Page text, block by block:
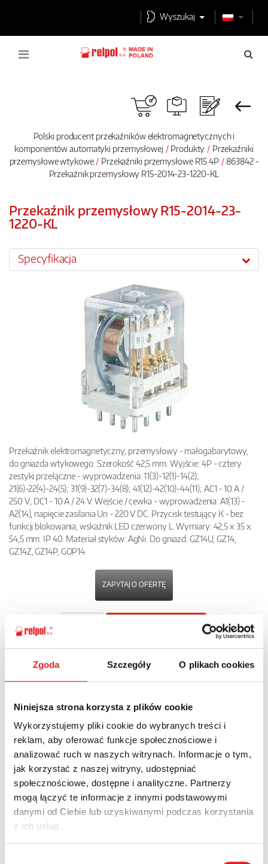
Zgoda Szczegóły O plikach cookies
Niniejsza strona korzysta z plików cookie
Wykorzystujemy pliki cookie do wybranych treści i
reklam, aby oferować funkcje społecznościowe i
analizować ruch w naszych witrynach. Informacje o tym,
jak korzystać z naszej witryny, udostępniać
społecznościowe, dostępne i analityczne. Partnerzy
mogą łączyć te informacje z innymi podstawowymi
danymi od Ciebie lub uzyskiwanymi podczas korzystania
z ich usług.
Wyszukaj
Polski producent przekaźników elektromagnetycznych i
komponentów automatyki przemysłowej
Produkty
Przekaźniki
przemysłowe wtykowe
Przekaźniki przemysłowe R15 4P
863842 -
Przekaźnik przemysłowy R15-2014-23-1220-KL
Przekaźnik przemysłowy R15-2014-23-
1220-KL
Specyfikacja
Przekaźnik elektromagnetyczny, przemysłowy - małogabarytowy,
do gniazda wtykowego. Szerokość 42,5 mm. Wyjście: 4P - cztery
zestyki przełączne - wyprowadzenia: 11(3)-12(1)-14(2);
21(6)-22(4)-24(5); 31(9)-32(7)-34(8); 41(12)-42(10)-44(11); AC1 - 10 A /
250 V; DC1 - 10 A / 24 V. Wejście / cewka - wyprowadzenia: A1(13) -
A2(14), napięcie zasilania Un - 220 V DC. Przycisk testujący K - bez
funkcji blokowania, wskaźnik LED czerwony L. Wymiary: 42,5 x 35 x
54,5 mm. IP 40. Materiał styków: AgNi. Do gniazd: GZ14U, GZ14,
GZ14Z, GZ14P, GOP14.
ZAPYTAJ O OFERTĘ
POWRÓT
Zapytaj o szczegóły oferty
Imię i nazwisko: *
Adres e-mail: *